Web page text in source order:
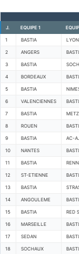
J. EQUIPE 1
1 BASTIA LYON
2 ANGERS
3 BASTIA
4 BORDEAUX
5 BASTIA
6 VALENCIENNES
7 BASTIA METZ
8 ROUEN
9 BASTIA AC-
10 NANTES
11 BASTIA
12 ST-ETIENNE
13 BASTIA
14 ANGOULEME
15 BASTIA RED
16 MARSEILLE
17 SEDAN
18 SOCHAUX